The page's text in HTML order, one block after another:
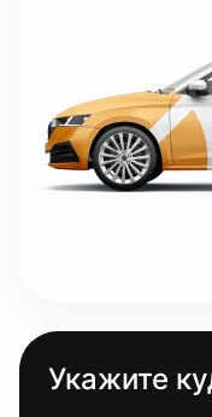
Укажите